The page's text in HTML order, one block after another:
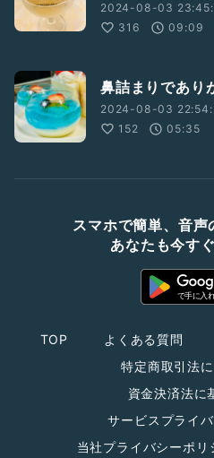
2024-08-03
316
09:09
鼻詰まりであり
2024-08-03
152
05:35
スマホで簡単、音声
あなたも今す
TOP よくある質問
特定商取引法
資金決済法に
サービスプライ
当社プライバシーポリ